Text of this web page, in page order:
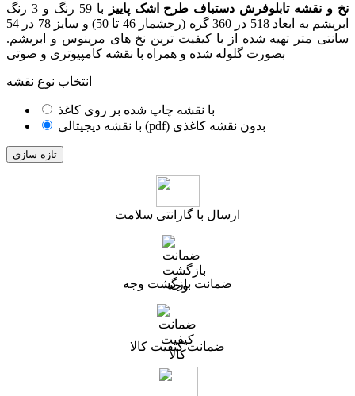
نخ و نقشه تابلوفرش دستباف طرح اشک پاییز
با 59 رنگ و 3 رنگ
ابریشم به ابعاد 518 در 360 گره
(رجشمار 46 تا 50 )
و سایز 78 در 54
سانتی متر تهیه شده از با کیفیت ترین نخ های مرینوس و ابریشم.
بصورت گلوله شده و همراه با نقشه کامپیوتری و صوتی
انتخاب نوع نقشه
با نقشه چاپ شده بر روی کاغذ
با نقشه دیجیتالی (pdf) بدون نقشه کاغذی
ارسال با گارانتی سلامت
ضمانت بازگشت وجه
ضمانت کیفیت کالا